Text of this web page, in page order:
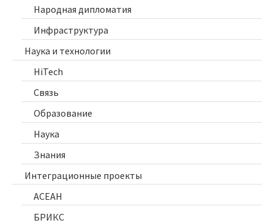
Народная дипломатия
Инфраструктура
Наука и технологии
HiTech
Связь
Образование
Наука
Знания
Интеграционные проекты
АСЕАН
БРИКС